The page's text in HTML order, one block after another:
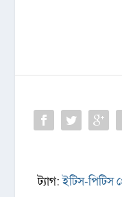
ট্যাগ:ইটিস-পিটিস